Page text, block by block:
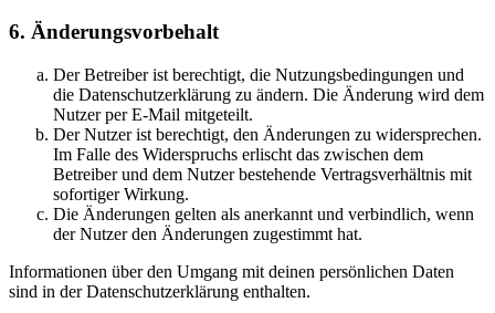
6. Änderungsvorbehalt
Der Betreiber ist berechtigt, die Nutzungsbedingungen und
die Datenschutzerklärung zu ändern. Die Änderung wird dem
Nutzer per E-Mail mitgeteilt.
Der Nutzer ist berechtigt, den Änderungen zu widersprechen.
Im Falle des Widerspruchs erlischt das zwischen dem
Betreiber und dem Nutzer bestehende Vertragsverhältnis mit
sofortiger Wirkung.
Die Änderungen gelten als anerkannt und verbindlich, wenn
der Nutzer den Änderungen zugestimmt hat.
Informationen über den Umgang mit deinen persönlichen Daten
sind in der Datenschutzerklärung enthalten.